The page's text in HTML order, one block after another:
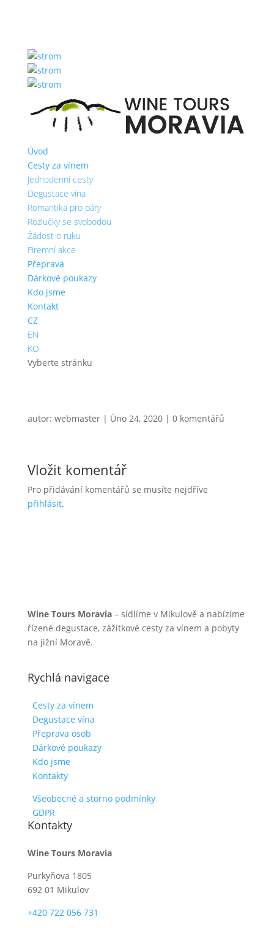
Úvod
Cesty za vínem
Jednodenní cesty
Degustace vína
Romantika pro páry
Rozlučky se svobodou
Žádost o ruku
Firemní akce
Přeprava
Dárkové poukazy
Kdo jsme
Kontakt
CZ
EN
KO
Vyberte stránku
autor: webmaster| Úno 24, 2020| 0 komentářů
Vložit komentář
Pro přidávání komentářů se musíte nejdříve
přihlásit.
Wine Tours Moravia– sídlíme v Mikulově a nabízíme
řízené degustace, zážitkové cesty za vínem a pobyty
na jižní Moravě.
Rychlá navigace
Cesty za vínem
Degustace vína
Přeprava osob
Dárkové poukazy
Kdo jsme
Kontakty
Všeobecné a storno podmínky
GDPR
Kontakty
Wine Tours Moravia
Purkyňova 1805
692 01 Mikulov
+420 722 056 731